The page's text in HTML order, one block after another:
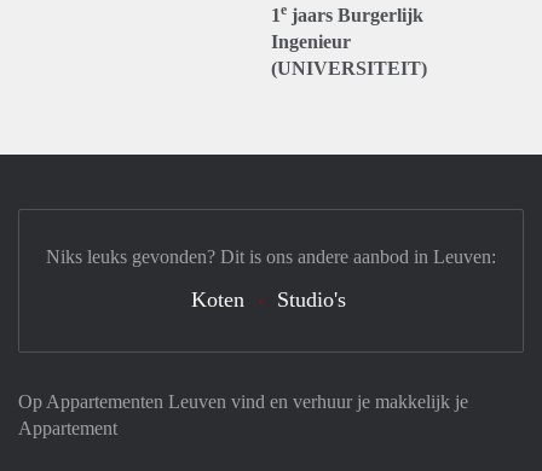
1e jaars Burgerlijk
Ingenieur
(UNIVERSITEIT)
Op Appartementen Leuven vind en verhuur je makkelijk je
Appartement
Niks leuks gevonden? Dit is ons andere aanbod in Leuven:
Koten Studio's